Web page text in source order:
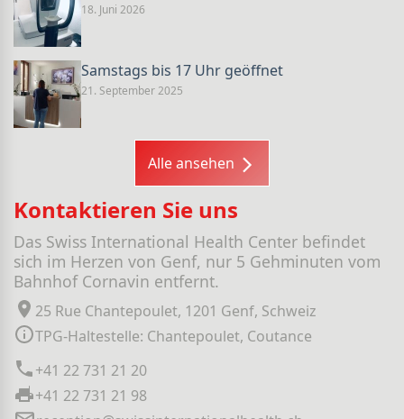
18. Juni 2026
Samstags bis 17 Uhr geöffnet
21. September 2025
Alle ansehen
Kontaktieren Sie uns
Das Swiss International Health Center befindet
sich im Herzen von Genf, nur 5 Gehminuten vom
Bahnhof Cornavin entfernt.
25 Rue Chantepoulet, 1201 Genf, Schweiz
TPG-Haltestelle: Chantepoulet, Coutance
+41 22 731 21 20
+41 22 731 21 98